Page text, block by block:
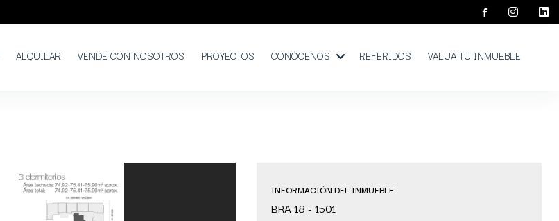
ALQUILAR VENDE CON NOSOTROS PROYECTOS CONÓCENOS REFERIDOS VALUA TU INMUEBLE
INFORMACIÓN DEL INMUEBLE
BRA 18 - 1501